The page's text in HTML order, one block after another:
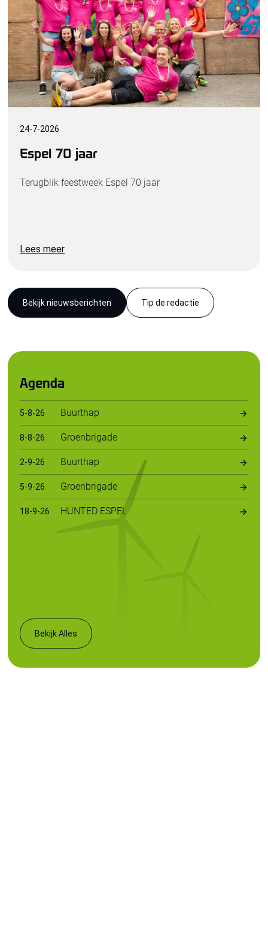
24-7-2026
Espel 70 jaar
Terugblik feestweek Espel 70 jaar
Lees meer
Bekijk nieuwsberichten Tip de redactie
Agenda
5-8-26 Buurthap
8-8-26 Groenbrigade
2-9-26 Buurthap
5-9-26 Groenbrigade
18-9-26 HUNTED ESPEL
Bekijk Alles